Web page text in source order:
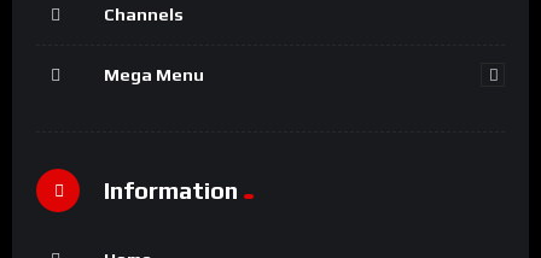
Channels
Mega Menu
Information